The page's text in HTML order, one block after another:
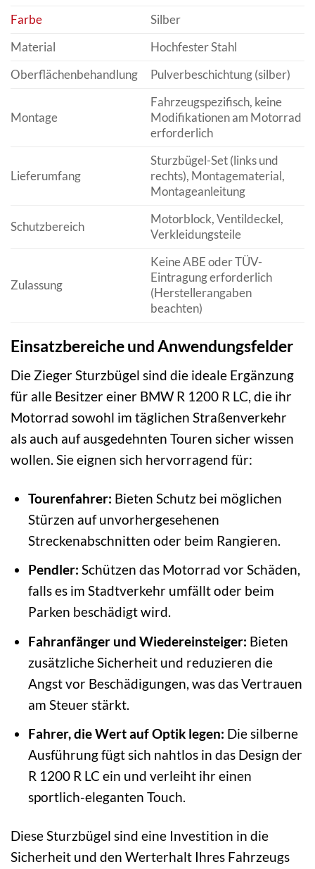
Farbe
Silber
Material
Hochfester Stahl
Oberflächenbehandlung
Pulverbeschichtung (silber)
Montage
Fahrzeugspezifisch, keine
Modifikationen am Motorrad
erforderlich
Lieferumfang
Sturzbügel-Set (links und
rechts), Montagematerial,
Montageanleitung
Schutzbereich
Motorblock, Ventildeckel,
Verkleidungsteile
Zulassung
Keine ABE oder TÜV-
Eintragung erforderlich
(Herstellerangaben
beachten)
Einsatzbereiche und Anwendungsfelder
Die Zieger Sturzbügel sind die ideale Ergänzung
für alle Besitzer einer BMW R 1200 R LC, die ihr
Motorrad sowohl im täglichen Straßenverkehr
als auch auf ausgedehnten Touren sicher wissen
wollen. Sie eignen sich hervorragend für:
Tourenfahrer: Bieten Schutz bei möglichen
Stürzen auf unvorhergesehenen
Streckenabschnitten oder beim Rangieren.
Pendler: Schützen das Motorrad vor Schäden,
falls es im Stadtverkehr umfällt oder beim
Parken beschädigt wird.
Fahranfänger und Wiedereinsteiger: Bieten
zusätzliche Sicherheit und reduzieren die
Angst vor Beschädigungen, was das Vertrauen
am Steuer stärkt.
Fahrer, die Wert auf Optik legen: Die silberne
Ausführung fügt sich nahtlos in das Design der
R 1200 R LC ein und verleiht ihr einen
sportlich-eleganten Touch.
Diese Sturzbügel sind eine Investition in die
Sicherheit und den Werterhalt Ihres Fahrzeugs